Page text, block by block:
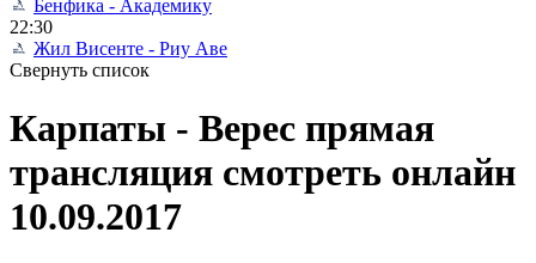
Бенфика - Академику
22:30
Жил Висенте - Риу Аве
Свернуть список
Карпаты - Верес прямая
трансляция смотреть онлайн
10.09.2017